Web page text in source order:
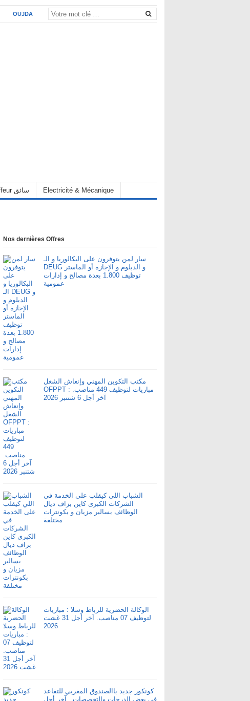
OUJDA
Chauffeur سائق Electricité & Mécanique
Nos dernières Offres
سار لمن يتوفرون على البكالوريا و الـ
DEUG و الدبلوم و الإجازة أو الماستر
توظيف 1.800 بعدة مصالح و إدارات
عمومية
مكتب التكوين المهني وإنعاش الشغل
OFPPT : مباريات لتوظيف 449 مناصب.
آخر أجل 6 شتنبر 2026
الشباب اللي كيقلب على الخدمة في
الشركات الكبرى كاين بزاف ديال
الوظائف بسالير مزيان و بكونترات
مختلفة
الوكالة الحضرية للرباط وسلا : مباريات
لتوظيف 07 مناصب. آخر أجل 31 غشت
2026
كونكور جديد باالصندوق المغربي للتقاعد
في بعض الدرجات والتخصصات . آخر أجل